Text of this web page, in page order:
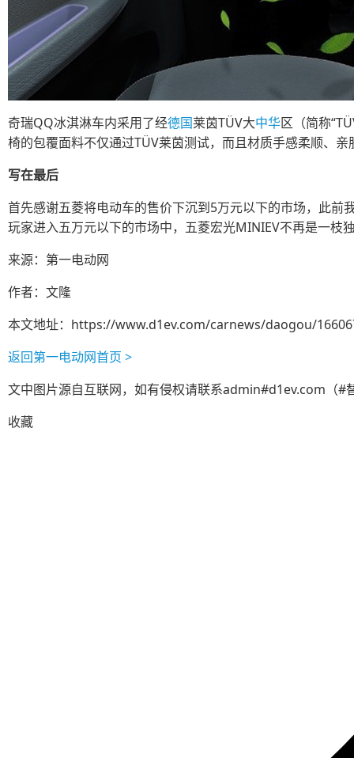
奇瑞QQ冰淇淋车内采用了经德国莱茵TÜV大中华区（简称
椅的包覆面料不仅通过TÜV莱茵测试，而且材质手感柔顺、
写在最后
首先感谢五菱将电动车的售价下沉到5万元以下的市场，此
玩家进入五万元以下的市场中，五菱宏光MINIEV不再是一枝
来源：第一电动网
作者：文隆
本文地址： https://www.d1ev.com/carnews/daogou/
返回第一电动网首页 >
文中图片源自互联网，如有侵权请联系admin#d1ev.com（#
收藏